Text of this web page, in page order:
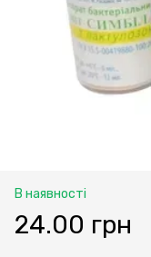
В наявності
24.00 грн